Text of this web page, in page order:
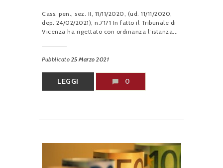
Cass. pen., sez. II, 11/11/2020, (ud. 11/11/2020,
dep. 24/02/2021), n.7171 In fatto il Tribunale di
Vicenza ha rigettato con ordinanza l’istanza...
Pubblicato 25 Marzo 2021
LEGGI 0